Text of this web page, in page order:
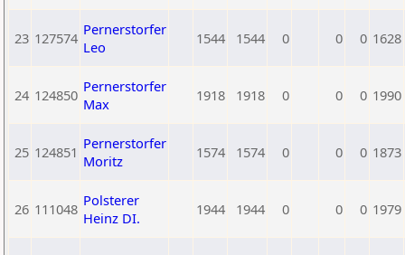
23 127574 Pernerstorfer
Leo
1544 1544 0 0 0 1628
24 124850 Pernerstorfer
Max
1918 1918 0 0 0 1990
25 124851 Pernerstorfer
Moritz
1574 1574 0 0 0 1873
26 111048 Polsterer
Heinz DI.
1944 1944 0 0 0 1979